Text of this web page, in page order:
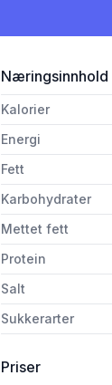
Næringsinnhold
Kalorier
Energi
Fett
Karbohydrater
Mettet fett
Protein
Salt
Sukkerarter
Priser